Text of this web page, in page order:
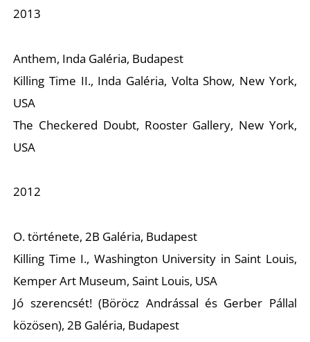
2013
Anthem, Inda Galéria, Budapest
Killing Time II., Inda Galéria, Volta Show, New York,
USA
The Checkered Doubt, Rooster Gallery, New York,
USA
2012
O. története, 2B Galéria, Budapest
Killing Time I., Washington University in Saint Louis,
Kemper Art Museum, Saint Louis, USA
Jó szerencsét!(Böröcz Andrással és Gerber Pállal
közösen), 2B Galéria, Budapest